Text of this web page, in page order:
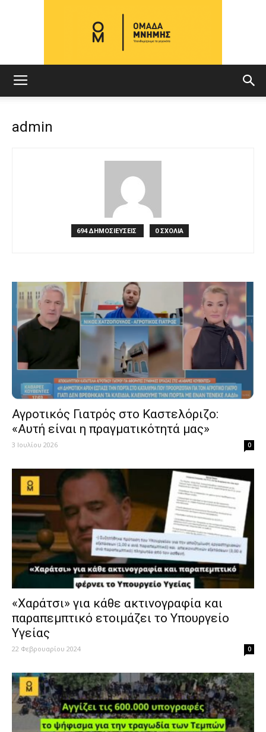
admin
694 ΔΗΜΟΣΙΕΥΣΕΙΣ 0 ΣΧΟΛΙΑ
Αγροτικός Γιατρός στο Καστελόριζο:
«Αυτή είναι η πραγματικότητά μας»
3 Ιουλίου 2026 0
«Χαράτσι» για κάθε ακτινογραφία και
παραπεμπτικό ετοιμάζει το Υπουργείο
Υγείας
22 Φεβρουαρίου 2024 0